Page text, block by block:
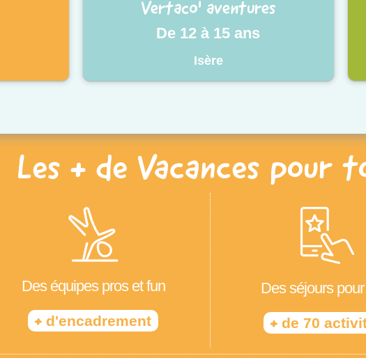
Vertaco' aventures
De 12 à 15 ans
Isère
Les + de Vacances pour
Des équipes pros et fun
+ d'encadrement
Des séjours
+de 70